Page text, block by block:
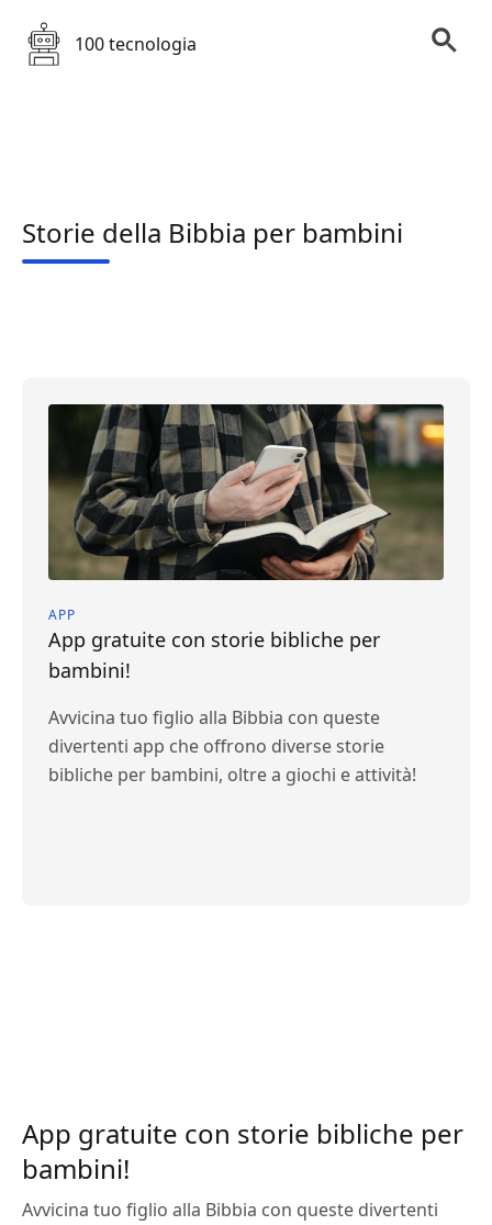
100 tecnologia
Storie della Bibbia per bambini
APP
App gratuite con storie bibliche per
bambini!
Avvicina tuo figlio alla Bibbia con queste
divertenti app che offrono diverse storie
bibliche per bambini, oltre a giochi e attività!
App gratuite con storie bibliche per
bambini!
Avvicina tuo figlio alla Bibbia con queste divertenti